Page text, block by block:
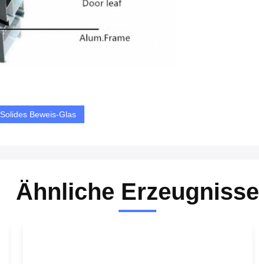
Solides Beweis-Glas
Ähnliche Erzeugnisse